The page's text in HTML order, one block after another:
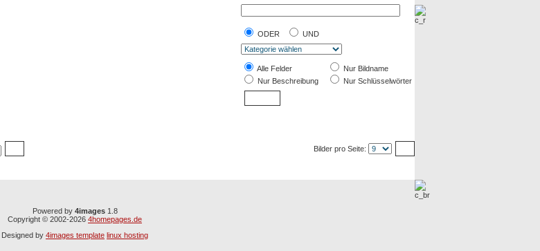
ODER
UND
Alle Felder
Nur Bildname
Nur Beschreibung
Nur Schlüsselwörter
Bilder pro Seite:
Powered by 4images1.8
Copyright © 2002-2026 4homepages.de
Designed by 4images template linux hosting